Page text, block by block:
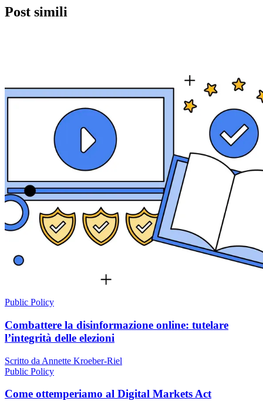
Post simili
Public Policy
Combattere la disinformazione online: tutelare
l’integrità delle elezioni
Scritto da Annette Kroeber-Riel
Public Policy
Come ottemperiamo al Digital Markets Act